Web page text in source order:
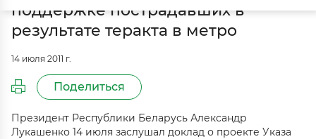
поддержке пострадавших в
результате теракта в метро
14 июля 2011 г.
Поделиться
Президент Республики Беларусь Александр
Лукашенко 14 июля заслушал доклад о проекте Указа